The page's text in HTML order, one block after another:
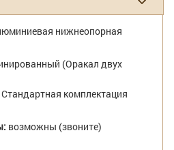
нижнеопорная
(Оракал двух
Стандартная комплектация
возможны (звоните)